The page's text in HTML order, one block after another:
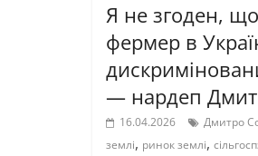
Я не згоден,
фермер в
— нардеп
16.04.2026 Дмитро
землі, ринок землі,